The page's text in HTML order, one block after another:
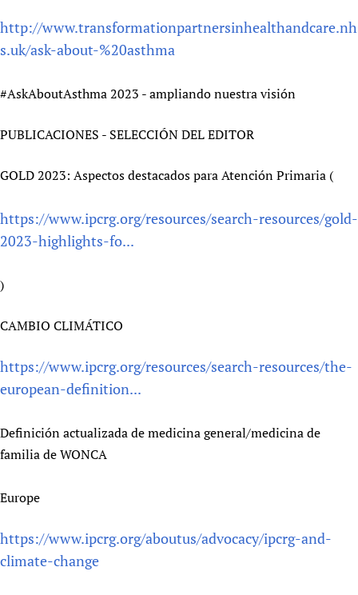
http://www.transformationpartnersinhealthandcare.nh
s.uk/ask-about-%20asthma
#AskAboutAsthma 2023 - ampliando nuestra visión
PUBLICACIONES - SELECCIÓN DEL EDITOR
GOLD 2023: Aspectos destacados para Atención Primaria (
https://www.ipcrg.org/resources/search-resources/gold-
2023-highlights-fo...
)
CAMBIO CLIMÁTICO
https://www.ipcrg.org/resources/search-resources/the-
european-definition...
Definición actualizada de medicina general/medicina de
familia de WONCA
Europe
https://www.ipcrg.org/aboutus/advocacy/ipcrg-and-
climate-change